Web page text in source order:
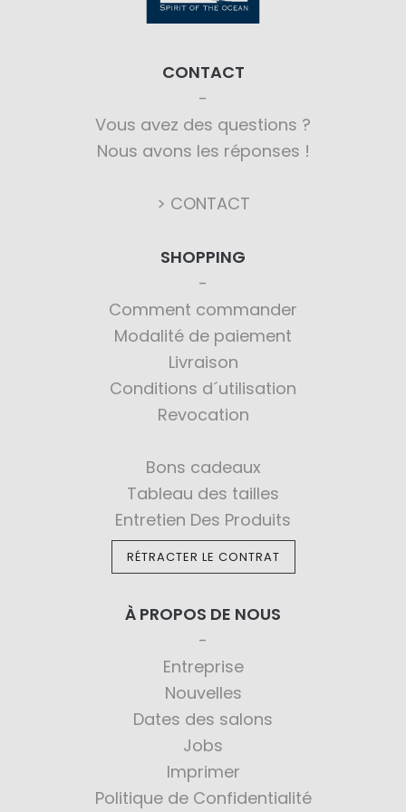
CONTACT
Vous avez des questions ?
Nous avons les réponses !
> CONTACT
SHOPPING
Comment commander
Modalité de paiement
Livraison
Conditions d´utilisation
Revocation
Bons cadeaux
Tableau des tailles
Entretien Des Produits
RÉTRACTER LE CONTRAT
À PROPOS DE NOUS
Entreprise
Nouvelles
Dates des salons
Jobs
Imprimer
Politique de Confidentialité